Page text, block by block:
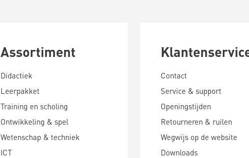
Assortiment
Didactiek
Leerpakket
Training en scholing
Ontwikkeling & spel
Wetenschap & techniek
ICT
Contact
Service & support
Openingstijden
Retourneren & ruilen
Wegwijs op de website
Downloads